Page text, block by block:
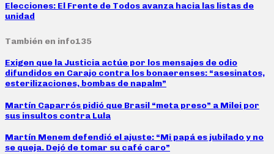
Elecciones: El Frente de Todos avanza hacia las listas de
unidad
También en info135
Exigen que la Justicia actúe por los mensajes de odio
difundidos en Carajo contra los bonaerenses: “asesinatos,
esterilizaciones, bombas de napalm”
Martín Caparrós pidió que Brasil “meta preso” a Milei por
sus insultos contra Lula
Martín Menem defendió el ajuste: “Mi papá es jubilado y no
se queja. Dejó de tomar su café caro”